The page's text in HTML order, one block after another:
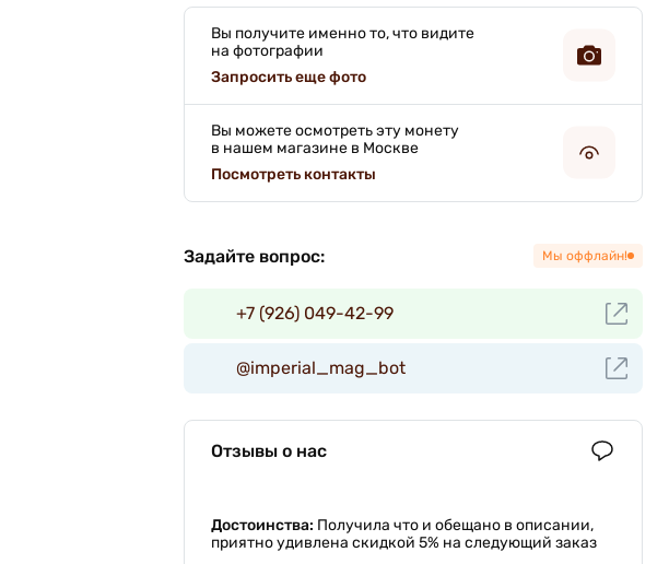
Вы получите именно то, что видите
на фотографии
Запросить еще фото
Вы можете осмотреть эту монету
в нашем магазине в Москве
Посмотреть контакты
Задайте вопрос: Мы оффлайн!
+7 (926) 049-42-99
@imperial_mag_bot
Отзывы о нас
Достоинства: Получила что и обещано в описании,
приятно удивлена скидкой 5% на следующий заказ